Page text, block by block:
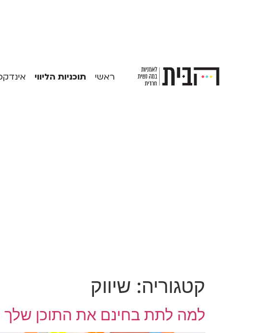
ראשי תוכניות הליווי
קטגוריה: שיווק
למה לתת בחינם את התוכן שלך